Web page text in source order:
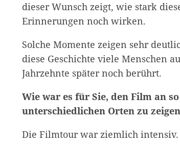
dieser Wunsch zeigt, wie stark
Erinnerungen noch wirken.
Solche Momente zeigen sehr
diese Geschichte viele Menschen
Jahrzehnte später noch berührt.
Wie war es für Sie, den Film an
unterschiedlichen Orten zu
Die Filmtour war ziemlich